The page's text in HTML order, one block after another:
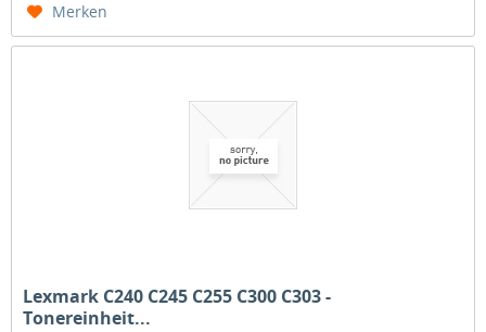
Merken
Lexmark C240 C245 C255 C300 C303 -
Tonereinheit...